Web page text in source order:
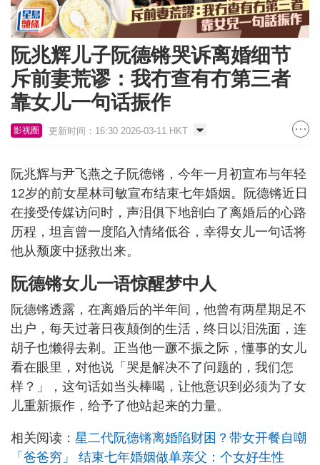
阮兆辉儿子阮德锵哭诉离婚细节
斥前妻荒谬：我冇查有冇第三者
靠女儿一句话振作
影视圈 更新时间：16:30 2026-03-11 HKT
阮兆辉与尹飞燕之子阮德锵，今年一月初宣布与年轻
12岁的前女星林司敏宣布结束七年婚姻。阮德锵近日
在接受传媒访问时，声泪俱下地剖白了离婚后的心路
历程，坦言曾一度陷入情绪低谷，幸得女儿一句话将
他从颓废中拯救出来。
阮德锵女儿一语惊醒梦中人
阮德锵透露，在离婚后的半年间，他曾有两星期足不
出户，每天过著日夜颠倒的生活，终日以泪洗面，连
胡子也懒得去剃。正当他一蹶不振之际，懂事的女儿
看在眼里，对他说「哭是解决不了问题的，我们怎
样？」，这句话如当头棒喝，让他意识到必须为了女
儿重新振作，给予了他站起来的力量。
相关阅读： 星二代阮德锵离婚陷财困？带女开餐自嘲
「爸爸穷」 结束七年婚姻做单亲父：个女好生性